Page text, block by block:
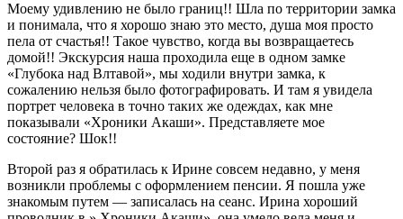
Моему удивлению не было границ!! Шла по территории замка
и понимала, что я хорошо знаю это место, душа моя просто
пела от счастья!! Такое чувство, когда вы возвращаетесь
домой!! Экскурсия наша проходила еще в одном замке
«Глубока над Влтавой», мы ходили внутри замка, к
сожалению нельзя было фотографировать. И там я увидела
портрет человека в точно таких же одеждах, как мне
показывали «Хроники Акаши». Представляете мое
состояние? Шок!!
Второй раз я обратилась к Ирине совсем недавно, у меня
возникли проблемы с оформлением пенсии. Я пошла уже
знакомым путем — записалась на сеанс. Ирина хороший